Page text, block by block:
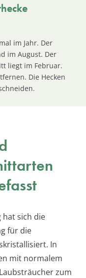
im Jahr. Der
im August. Der
liegt im Februar.
Die Hecken
hat sich die
für die
In
mit normalem
zum